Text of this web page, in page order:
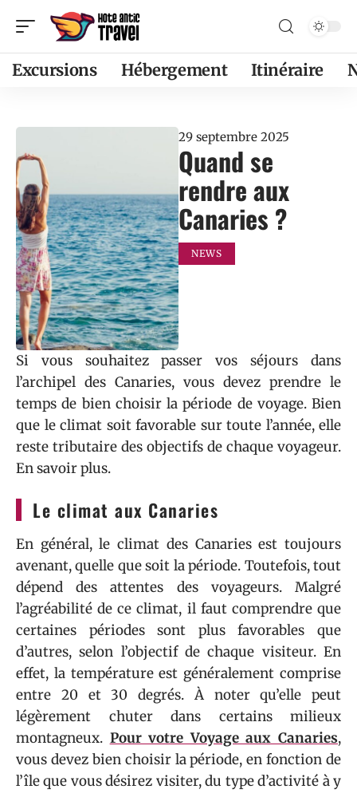
Excursions Hébergement Itinéraire
29 septembre 2025
Quand se
rendre aux
Canaries ?
NEWS
Si vous souhaitez passer vos séjours dans
l’archipel des Canaries, vous devez prendre le
temps de bien choisir la période de voyage. Bien
que le climat soit favorable sur toute l’année, elle
reste tributaire des objectifs de chaque voyageur.
En savoir plus.
Le climat aux Canaries
En général, le climat des Canaries est toujours
avenant, quelle que soit la période. Toutefois, tout
dépend des attentes des voyageurs. Malgré
l’agréabilité de ce climat, il faut comprendre que
certaines périodes sont plus favorables que
d’autres, selon l’objectif de chaque visiteur. En
effet, la température est généralement comprise
entre 20 et 30 degrés. À noter qu’elle peut
légèrement chuter dans certains milieux
montagneux. Pour votre Voyage aux Canaries,
vous devez bien choisir la période, en fonction de
l’île que vous désirez visiter, du type d’activité à y